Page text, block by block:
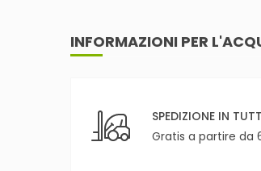
INFORMAZIONI PER
SPEDIZIONE IN
Gratis a partire da